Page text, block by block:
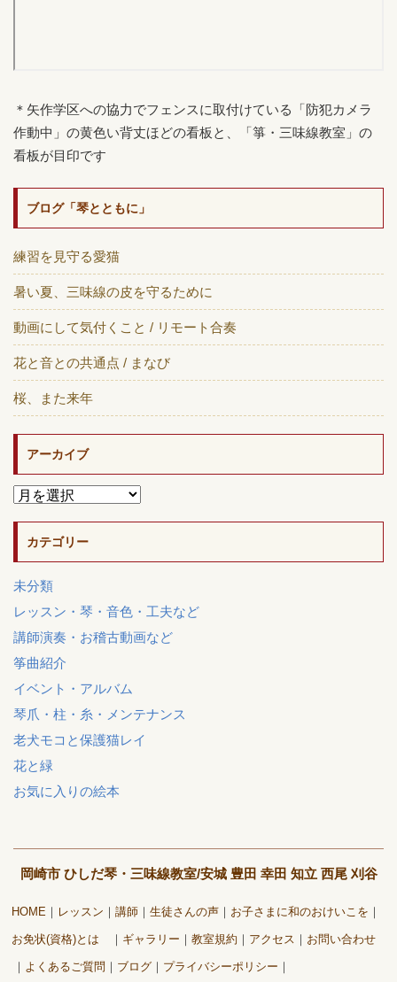
＊矢作学区への協力でフェンスに取付けている「防犯カメラ
作動中」の黄色い背丈ほどの看板と、「箏・三味線教室」の
看板が目印です
ブログ「琴とともに」
練習を見守る愛猫
暑い夏、三味線の皮を守るために
動画にして気付くこと / リモート合奏
花と音との共通点 / まなび
桜、また来年
アーカイブ
カテゴリー
未分類
レッスン・琴・音色・工夫など
講師演奏・お稽古動画など
筝曲紹介
イベント・アルバム
琴爪・柱・糸・メンテナンス
老犬モコと保護猫レイ
花と緑
お気に入りの絵本
岡崎市 ひしだ琴・三味線教室/安城 豊田 幸田 知立 西尾 刈谷
HOME レッスン 講師 生徒さんの声 お子さまに和のおけいこを
お免状(資格)とは ギャラリー 教室規約 アクセス お問い合わせ
よくあるご質問 ブログ プライバシーポリシー